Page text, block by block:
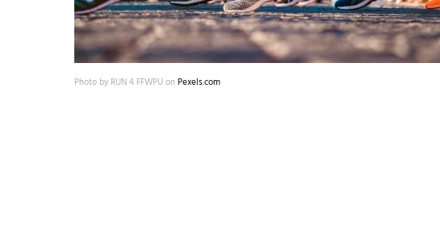
Photo by RUN 4 FFWPU on Pexels.com